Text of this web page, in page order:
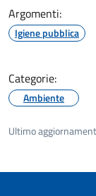
Argomenti:
Igiene pubblica
Categorie:
Ambiente
Ultimo